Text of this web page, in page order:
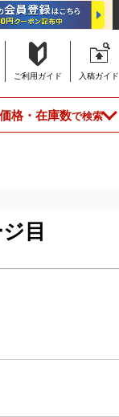
ご利用ガイド 入稿ガイド
価格・在庫数で検索
目